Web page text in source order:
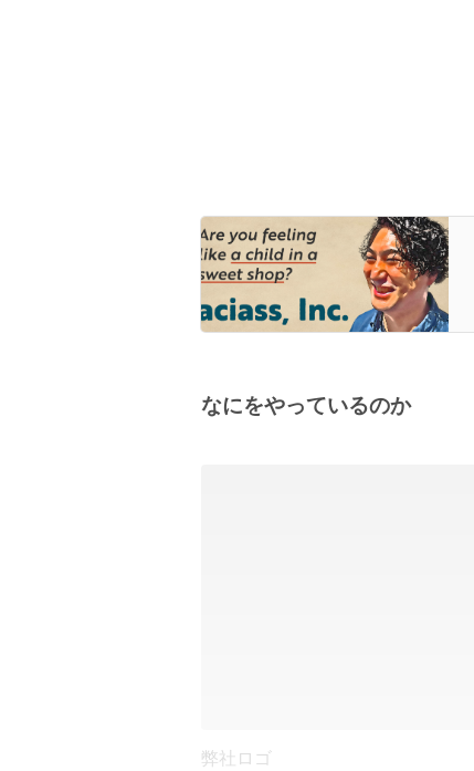
なにをやっているのか
弊社ロゴ